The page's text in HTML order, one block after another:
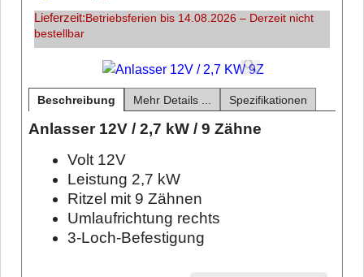
Lieferzeit: Betriebsferien bis 14.08.2026 – Derzeit nicht
bestellbar
Beschreibung Mehr Details ... Spezifikationen
Anlasser 12V / 2,7 kW / 9 Zähne
Volt 12V
Leistung 2,7 kW
Ritzel mit 9 Zähnen
Umlaufrichtung rechts
3-Loch-Befestigung